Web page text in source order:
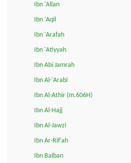
Ibn 'Allan
Ibn 'Aqil
Ibn 'Arafah
Ibn 'Atiyyah
Ibn Abi Jamrah
Ibn Al-'Arabi
Ibn Al-Athir (m.606H)
Ibn Al-Hajj
Ibn Al-Jawzi
Ibn Ar-Rif'ah
Ibn Balban